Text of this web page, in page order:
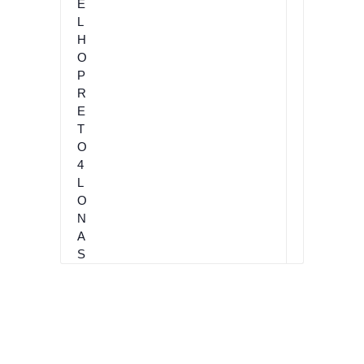
E
L
H
O
P
R
E
T
O
4
L
O
N
A
S